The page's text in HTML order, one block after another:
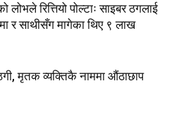
लोभले रित्तियो पोल्टाः साइबर ठगलाई
र साथीसँग मागेका थिए ९ लाख
मृतक व्यक्तिकै नाममा औंठाछाप